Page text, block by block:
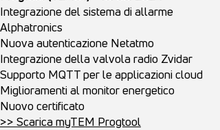
Integrazione del sistema di allarme
Alphatronics
Nuova autenticazione Netatmo
Integrazione della valvola radio Zvidar
Supporto MQTT per le applicazioni cloud
Miglioramenti al monitor energetico
Nuovo certificato
>> Scarica myTEM Progtool